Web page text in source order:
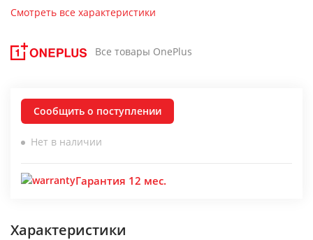
Смотреть все характеристики
Все товары OnePlus
Сообщить о поступлении
Нет в наличии
Гарантия 12 мес.
Характеристики